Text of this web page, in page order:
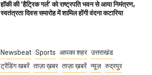
हॉकी की ‘हैट्रिक गर्ल’ को राष्ट्रपति भवन से आया निमंत्रण,
स्वतंत्रता दिवस समारोह में शामिल होंगी वंदना कटारिया
Newsbeat Sports आपका शहर उत्तराखंड
ट्रेंडिंग खबरें ताज़ा ख़बर ताज़ा ख़बरें न्यूज़ रुद्रपुर